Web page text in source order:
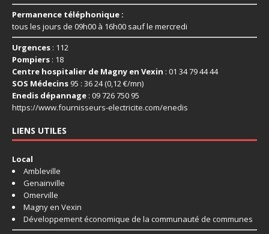
Permanence téléphonique :
tous les jours de 09h00 à 16h00 sauf le mercredi
Urgences : 112
Pompiers : 18
Centre hospitalier de Magny en Vexin : 01 34 79 44 44
SOS Médecins 95 : 36 24 (0,12 €/mn)
Enedis dépannage : 09 726 750 95
https://www.fournisseurs-electricite.com/enedis
LIENS UTILES
Local
Ambleville
Genainville
Omerville
Magny en Vexin
Développement économique de la communauté de communes